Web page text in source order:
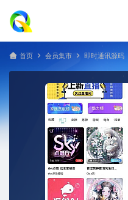
首页 会员集市 即时通讯源码